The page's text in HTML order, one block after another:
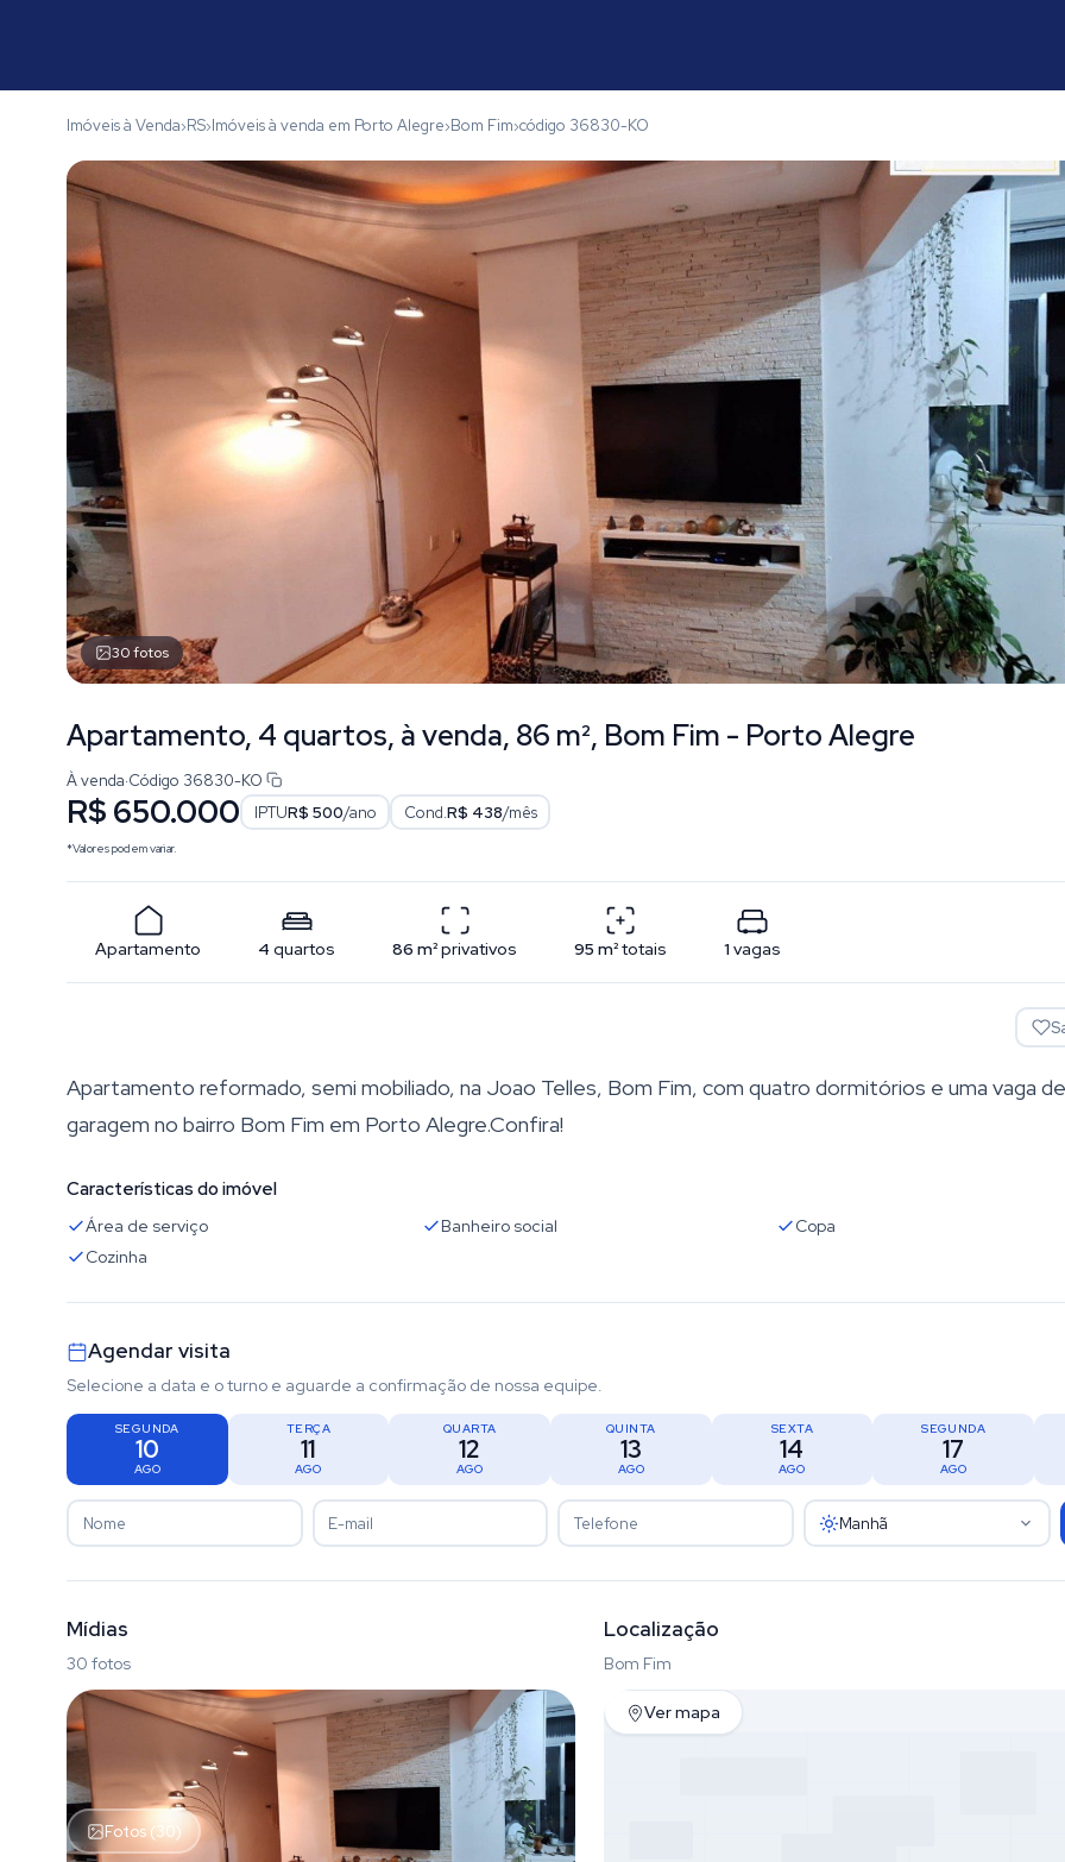
Imóveis à Venda›RS›Imóveis à venda em Porto Alegre›Bom Fim›código 36830-KO
30fotos
Apartamento, 4 quartos, à venda, 86 m², Bom Fim - Porto Alegre
À venda·Código 36830-KO
R$ 650.000 IPTUR$ 500/ano Cond.R$ 438/mês
*Valores podem variar.
Apartamento 4 quartos 86 m²privativos 95 m²totais 1 vagas
Apartamento reformado, semi mobiliado, na Joao Telles, Bom Fim, com quatro dormitórios e uma vaga de
garagem no bairro Bom Fim em Porto Alegre.Confira!
Características do imóvel
Área de serviço Banheiro social
Copa
Cozinha
Agendar visita
Selecione a data e o turno e aguarde a confirmação de nossa equipe.
SEGUNDA
10
AGO
TERÇA
11
AGO
QUARTA
12
AGO
QUINTA
13
AGO
SEXTA
14
AGO
SEGUNDA
17
AGO
Manhã
Mídias
30 fotos
Fotos (30)
Localização
Bom Fim
Ver mapa